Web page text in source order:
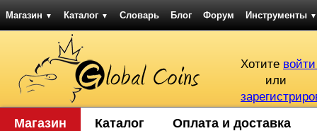
Магазин ▼ Каталог ▼ Словарь Блог Форум Инструменты ▼
Хотите
или
Магазин Каталог Оплата и доставка